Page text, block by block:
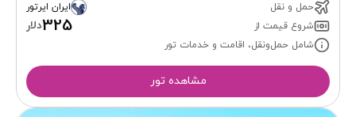
حمل و نقل
ایران ایرتور
شروع قیمت از
325دلار
شامل حمل‌ونقل، اقامت و خدمات تور
مشاهده تور